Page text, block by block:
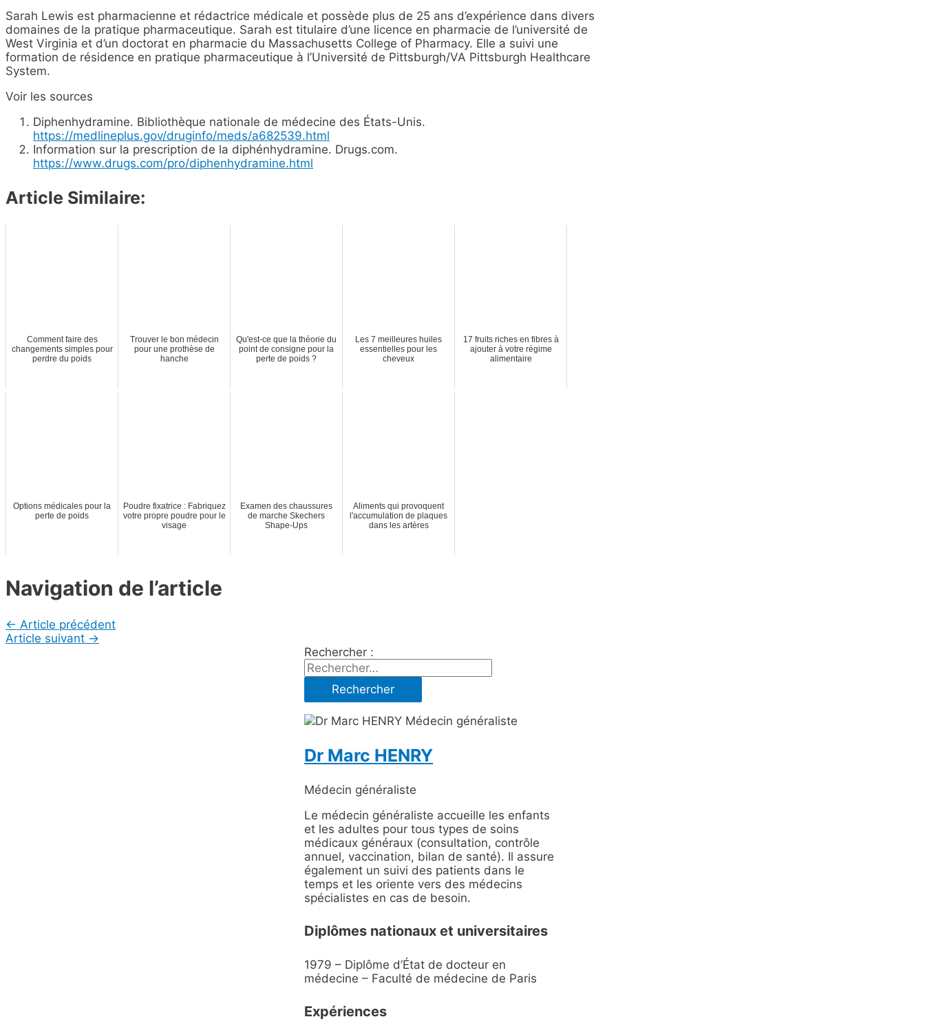
Sarah Lewis est pharmacienne et rédactrice médicale et possède plus de 25 ans d’expérience dans divers
domaines de la pratique pharmaceutique. Sarah est titulaire d’une licence en pharmacie de l’université de
West Virginia et d’un doctorat en pharmacie du Massachusetts College of Pharmacy. Elle a suivi une
formation de résidence en pratique pharmaceutique à l’Université de Pittsburgh/VA Pittsburgh Healthcare
System.
Voir les sources
Diphenhydramine. Bibliothèque nationale de médecine des États-Unis.
https://medlineplus.gov/druginfo/meds/a682539.html
Information sur la prescription de la diphénhydramine. Drugs.com.
https://www.drugs.com/pro/diphenhydramine.html
Article Similaire:
Comment faire des
changements simples pour
perdre du poids
Trouver le bon médecin
pour une prothèse de
hanche
Qu'est-ce que la théorie du
point de consigne pour la
perte de poids ?
Les 7 meilleures huiles
essentielles pour les
cheveux
17 fruits riches en fibres à
ajouter à votre régime
alimentaire
Options médicales pour la
perte de poids
Poudre fixatrice : Fabriquez
votre propre poudre pour le
visage
Examen des chaussures
de marche Skechers
Shape-Ups
Aliments qui provoquent
l'accumulation de plaques
dans les artères
Navigation de l’article
← Article précédent
Article suivant →
Rechercher :
Dr Marc HENRY
Médecin généraliste
Le médecin généraliste accueille les enfants
et les adultes pour tous types de soins
médicaux généraux (consultation, contrôle
annuel, vaccination, bilan de santé). Il assure
également un suivi des patients dans le
temps et les oriente vers des médecins
spécialistes en cas de besoin.
Diplômes nationaux et universitaires
1979 – Diplôme d’État de docteur en
médecine – Faculté de médecine de Paris
Expériences